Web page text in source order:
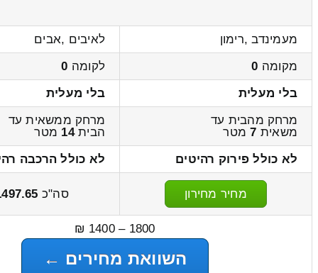
מעמינדב ,רימון
לאיבים ,אבים
מקומה 0 לקומה 0
בלי מעלית
בלי מעלית
מרחק מהבית עד
משאית 7מטר
מרחק ממשאית עד
הבית14 מטר
לא כולל פירוק רהיטים
לא כולל הרכבה
מחיר מחירון סה"כ
1800 – 1400 ₪
השוואת מחירים ←